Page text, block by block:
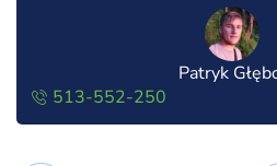
Patryk
513-552-250